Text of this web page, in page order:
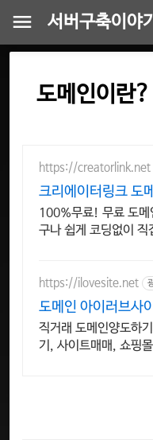
서버구축이야
도메인이란?
https://creatorlink.net
크리에이터링크 도
기로 만드는 홈페이
100%무료! 무료 도
구나 쉽게 코딩없이 직
에이터링크에서.
https://ilovesite.net
도메인 아이러브사
직거래 도메인양도하
기, 사이트매매, 쇼핑